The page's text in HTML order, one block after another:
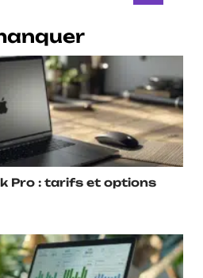
Pro : tarifs et options